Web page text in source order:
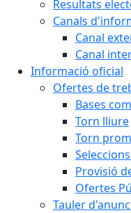
Resultats
Canals
Canal
Canal
Informació oficial
Ofertes de
Bases
Torn lliure
Torn
Provisió
Ofertes
Tauler